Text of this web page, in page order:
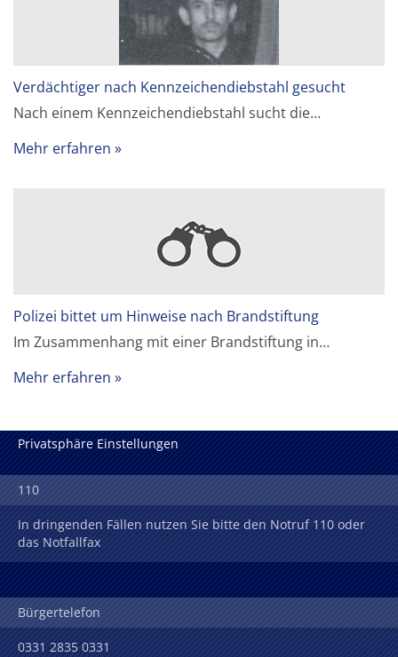
Verdächtiger nach Kennzeichendiebstahl gesucht
Nach einem Kennzeichendiebstahl sucht die…
Mehr erfahren
Polizei bittet um Hinweise nach Brandstiftung
Im Zusammenhang mit einer Brandstiftung in…
Mehr erfahren
Privatsphäre Einstellungen
110
In dringenden Fällen nutzen Sie bitte den Notruf 110 oder
das Notfallfax
Bürgertelefon
0331 2835 0331